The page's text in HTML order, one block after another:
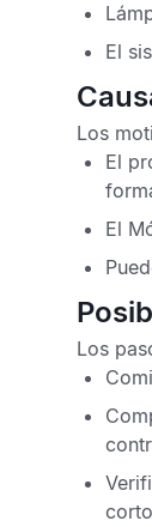
El
Los
El
El
Los